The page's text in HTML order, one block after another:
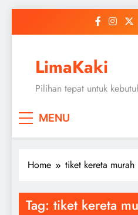
LimaKaki
Pilihan tepat untuk
MENU
Home tiket kereta murah
Tag: tiket kereta